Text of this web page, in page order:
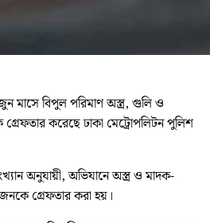
মাসে বিপুল পরিমাণ অস্ত্র, গুলি ও
করেছে ঢাকা মেট্রোপলিটন পুলিশ
অনুযায়ী, অভিযানে অস্ত্র ও মাদক-
গ্রেফতার করা হয়।